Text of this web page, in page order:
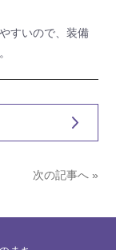
すいので、装備
次の記事へ »